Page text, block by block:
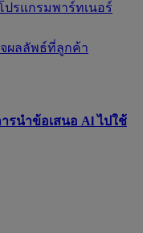
ปรแกรมพาร์ทเนอร์
ผลลัพธ์ที่ลูกค้า
รนำข้อเสนอ Al ไปใช้